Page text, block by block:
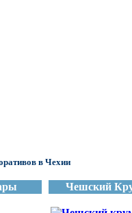
в Чехии
Чешский